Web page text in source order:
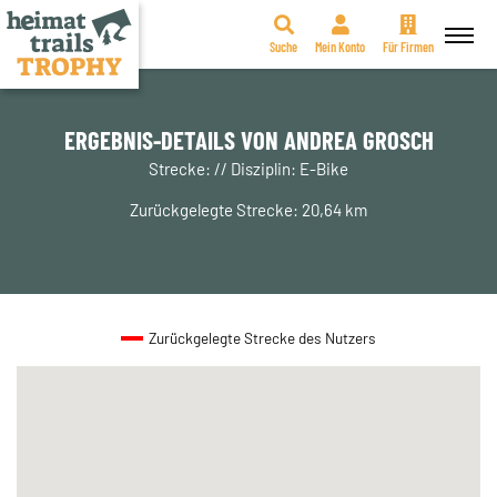
Zum
Suche Mein Konto Für Firmen
ERGEBNIS-DETAILS VON ANDREA GROSCH
Strecke: // Disziplin: E-Bike
Zurückgelegte Strecke: 20,64 km
Zurückgelegte Strecke des Nutzers